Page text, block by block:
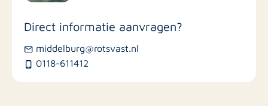
Busstations
Direct informatie aanvragen?
middelburg@rotsvast.nl
0118-611412